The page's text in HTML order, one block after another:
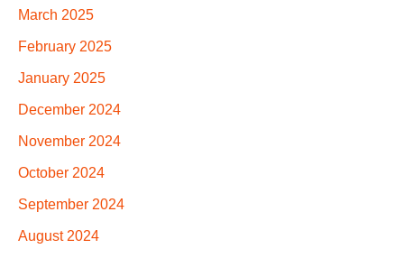
March 2025
February 2025
January 2025
December 2024
November 2024
October 2024
September 2024
August 2024